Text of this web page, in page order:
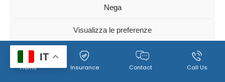
Nega
Visualizza le preferenze
Cookie
Policy
Policy per il trattamento dei dati personali, immagini e
video
Home Insurance Contact Call Us
IT